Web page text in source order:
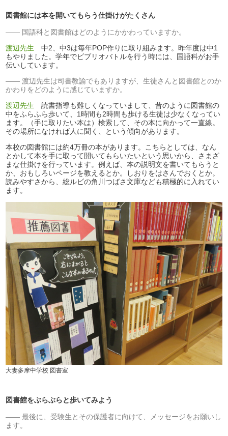
図書館には本を開いてもらう仕掛けがたくさん
国語科と図書館はどのようにかかわっていますか。
渡辺先生 中2、中3は毎年POP作りに取り組みます。昨年度は中1
もやりました。学年でビブリオバトルを行う時には、国語科がお手
伝いしています。
渡辺先生は司書教諭でもありますが、生徒さんと図書館とのか
かわりをどのように感じていますか。
渡辺先生 読書指導も難しくなっていまして、昔のように図書館の
中をふらふら歩いて、1時間も2時間も歩ける生徒は少なくなってい
ます。（手に取りたい本は）検索して、その本に向かって一直線。
その場所になければ人に聞く、という傾向があります。
本校の図書館には約4万冊の本があります。こちらとしては、なん
とかして本を手に取って開いてもらいたいという思いから、さまざ
まな仕掛けを行っています。例えば、本の説明文を書いてもらうと
か、おもしろいページを教えるとか。しおりをはさんでおくとか。
読みやすさから、総ルビの角川つばさ文庫なども積極的に入れてい
ます。
大妻多摩中学校 図書室
図書館をぶらぶらと歩いてみよう
最後に、受験生とその保護者に向けて、メッセージをお願いし
ます。